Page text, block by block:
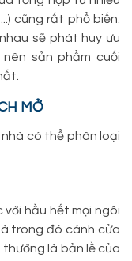
cũng rất phổ biến.
sẽ phát huy ưu
sản phẩm cuối
MỞ
có thể phân loại
hầu hết mọi ngôi
trong đó cánh cửa
là bản lề của